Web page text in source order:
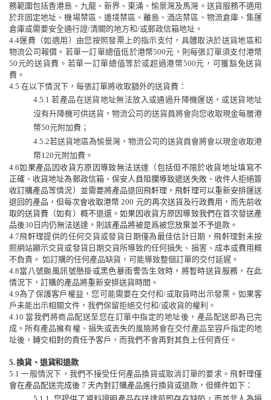
務範圍包括香港島、九龍、新界、東涌、愉景灣及馬灣。 送貨服務不適用
於非固定地址、機場禁區、邊境禁區、離島、酒店禁區、物流倉庫、集運
倉庫或需要安全通行證/清關的地方和/或郵政信箱地址。
4.4運費（如適用）由您按照發票上的指示支付，具體取決於送貨地區和
物流公司報價。若單一訂單總值低於港幣500元，則每張訂單須支付港幣
50元的送貨費。若單一訂單總值等於或超過港幣500元，可獲豁免送貨
費。
4.5 在以下情況下，每張訂單將收取額外的送貨費：
4.5.1若產品在送貨地址無法放入或通過升降機運送，或送貨地址
沒有升降機可供送貨，物流公司的送貨員將會向您收取現金每層港
幣50元附加費；
4.5.2若送貨地區為愉景灣， 物流公司的送貨員會將會以現金收取港
幣120元附加費。
4.6如果產品因收貨方原因導致無法送達 （包括但不限於收貨地址填寫不
正確、收貨地址為郵政信箱、 保安人員阻攔導致遞送失敗、收件人拒絕簽
收訂購產品等情況）並需要將產品退回飛軒理，飛軒理可以重新安排運送
退回的產品，但每次會收取港幣 200 元的再次送貨及行政費用，而先前收
取的送貨費（如有）概不退還。如果因收貨方原因導致我們在首次發送產
品後30 日内仍無法送達，則該產品將被是爲被您放棄並不予退款。
4.7飛軒理提供的任何交貨或發貨日期僅為最佳估計日期，飛軒理對未按
照網站顯示交貨或發貨日期交貨所導致的任何損失、損害、成本或費用概
不負責。 如訂購的任何產品缺貨，可能導致整個訂單的交付延遲。
4.8當八號颱風訊號懸掛或黑色暴雨警告生效時，將暫時送貨服務 ，在此
情況下，訂購的產品將重新安排送貨時間。
4.9為了保護客戶 權益，您可能需要在交付和/或取貨時出示發票。如果客
戶未能出示相關文件，我們保留拒絕交付和/或收貨的權利。
4.10 當我們將商品配送至您在訂單中指定的地址後 ， 產品配送即為 已完
成。 所有產品擁有權、損失或丟失的風險將會在交付產品至容戶指定的地
址後，轉交相對的責任予客戶，而我們不會再對其負上任何責任。
5.換貨、退貨和退款
5.1一般情況下 ， 我們不接受任何產品換貨或取消訂單的要求。飛軒理僅
會在產品配送完成後 7 天內對訂購產品進行換貨或退款，但條件如下：
5.1.1 您提供了資料證明產品在送達前即存在缺陷，而並非人為損